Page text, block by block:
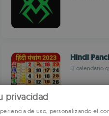
Hindi
El calendario
privacidad
de uso, personalizando el